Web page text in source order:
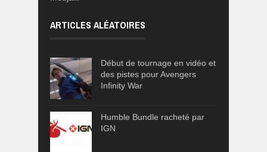
ARTICLES ALÉATOIRES
Début de tournage en vidéo et
des pistes pour Avengers
Infinity War
Humble Bundle racheté par
IGN